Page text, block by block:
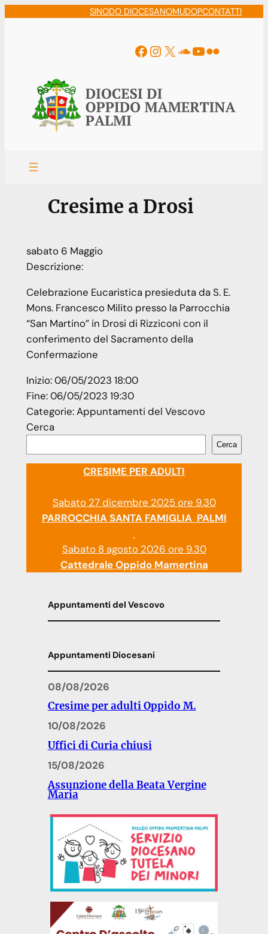
SINODO DIOCESANOMUDOPCONTATTI
Facebook
Instagram
X Soundcloud
YouTube
Flickr
Cresime a Drosi
sabato 6 Maggio
Descrizione:
Celebrazione Eucaristica presieduta da S. E.
Mons. Francesco Milito presso la Parrocchia
“San Martino” in Drosi di Rizziconi con il
conferimento del Sacramento della
Confermazione
Inizio:06/05/2023 18:00
Fine:06/05/2023 19:30
Categorie:Appuntamenti del Vescovo
Cerca
Cerca
CRESIME PER ADULTI
Sabato 27 dicembre 2025 ore 9.30
PARROCCHIA SANTA FAMIGLIA PALMI
Sabato 8 agosto 2026 ore 9.30
Cattedrale Oppido Mamertina
Appuntamenti del Vescovo
Appuntamenti Diocesani
08/08/2026
Cresime per adulti Oppido M.
10/08/2026
Uffici di Curia chiusi
15/08/2026
Assunzione della Beata Vergine
Maria